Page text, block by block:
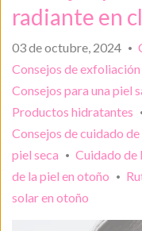
radiante en
03 de octubre, 2024 •
Consejos de exfoliación
Consejos para una piel
Productos hidratantes
Consejos de cuidado
piel seca
• Cuidado de
de la piel en otoño
•
solar en otoño